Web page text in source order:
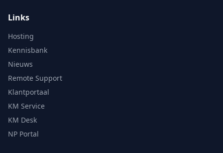
Links
Hosting
Kennisbank
Nieuws
Remote Support
Klantportaal
KM Service
KM Desk
NP Portal